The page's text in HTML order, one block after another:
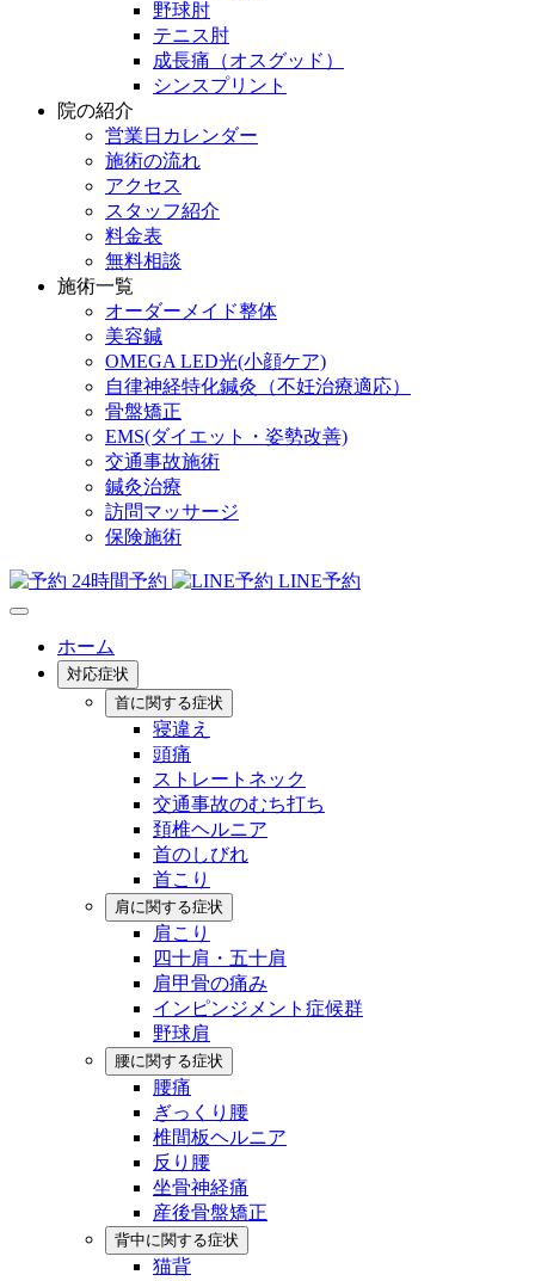
野球肘
テニス肘
成長痛（オスグッド）
シンスプリント
院の紹介
営業日カレンダー
施術の流れ
アクセス
スタッフ紹介
料金表
無料相談
施術一覧
オーダーメイド整体
美容鍼
OMEGA LED光(小顔ケア)
自律神経特化鍼灸（不妊治療適応）
骨盤矯正
EMS(ダイエット・姿勢改善)
交通事故施術
鍼灸治療
訪問マッサージ
保険施術
24時間予約 LINE予約
ホーム
対応症状
首に関する症状
寝違え
頭痛
ストレートネック
交通事故のむち打ち
頚椎ヘルニア
首のしびれ
首こり
肩に関する症状
肩こり
四十肩・五十肩
肩甲骨の痛み
インピンジメント症候群
野球肩
腰に関する症状
腰痛
ぎっくり腰
椎間板ヘルニア
反り腰
坐骨神経痛
産後骨盤矯正
背中に関する症状
猫背